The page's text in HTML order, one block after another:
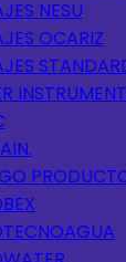
NESU
OCARIZ